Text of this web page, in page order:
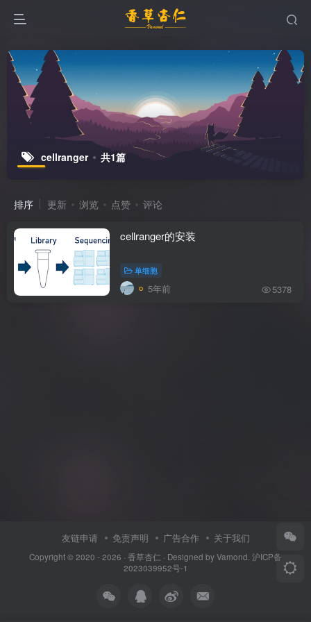
cellranger 共1篇
排序 更新 浏览 点赞 评论
cellranger的安装
单细胞
5年前 5378
友链申请 免责声明 广告合作 关于我们
Copyright © 2020 - 2026 · 香草杏仁 · Designed byVamond 沪ICP备
2023039952号-1